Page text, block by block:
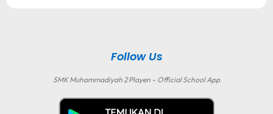
Follow Us
SMK Muhammadiyah 2 Playen – Official School App